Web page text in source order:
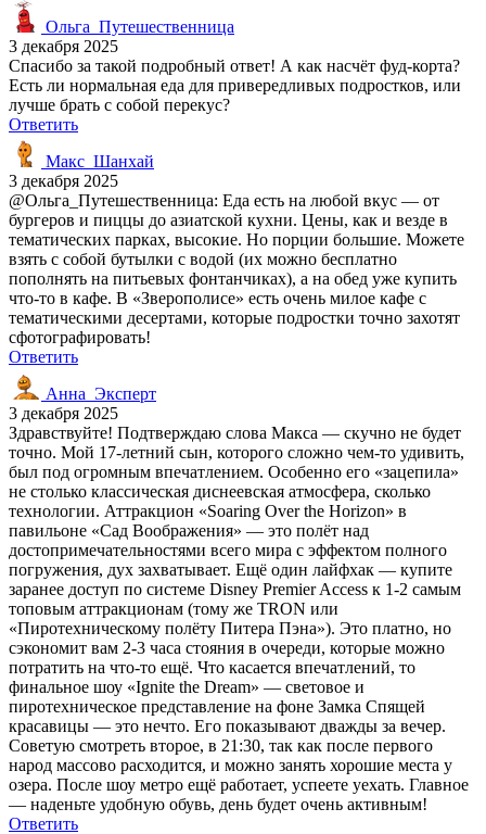
Ольга_Путешественница
3 декабря 2025
Спасибо за такой подробный ответ! А как насчёт фуд-корта?
Есть ли нормальная еда для привередливых подростков, или
лучше брать с собой перекус?
Ответить
Макс_Шанхай
3 декабря 2025
@Ольга_Путешественница: Еда есть на любой вкус — от
бургеров и пиццы до азиатской кухни. Цены, как и везде в
тематических парках, высокие. Но порции большие. Можете
взять с собой бутылки с водой (их можно бесплатно
пополнять на питьевых фонтанчиках), а на обед уже купить
что-то в кафе. В «Зверополисе» есть очень милое кафе с
тематическими десертами, которые подростки точно захотят
сфотографировать!
Ответить
Анна_Эксперт
3 декабря 2025
Здравствуйте! Подтверждаю слова Макса — скучно не будет
точно. Мой 17-летний сын, которого сложно чем-то удивить,
был под огромным впечатлением. Особенно его «зацепила»
не столько классическая диснеевская атмосфера, сколько
технологии. Аттракцион «Soaring Over the Horizon» в
павильоне «Сад Воображения» — это полёт над
достопримечательностями всего мира с эффектом полного
погружения, дух захватывает. Ещё один лайфхак — купите
заранее доступ по системе Disney Premier Access к 1-2 самым
топовым аттракционам (тому же TRON или
«Пиротехническому полёту Питера Пэна»). Это платно, но
сэкономит вам 2-3 часа стояния в очереди, которые можно
потратить на что-то ещё. Что касается впечатлений, то
финальное шоу «Ignite the Dream» — световое и
пиротехническое представление на фоне Замка Спящей
красавицы — это нечто. Его показывают дважды за вечер.
Советую смотреть второе, в 21:30, так как после первого
народ массово расходится, и можно занять хорошие места у
озера. После шоу метро ещё работает, успеете уехать. Главное
— наденьте удобную обувь, день будет очень активным!
Ответить